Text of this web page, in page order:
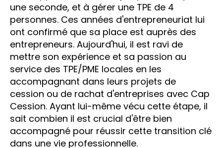
une seconde, et à gérer une TPE de 4
personnes. Ces années d'entrepreneuriat lui
ont confirmé que sa place est auprès des
entrepreneurs. Aujourd'hui, il est ravi de
mettre son expérience et sa passion au
service des TPE/PME locales en les
accompagnant dans leurs projets de
cession ou de rachat d'entreprises avec Cap
Cession. Ayant lui-même vécu cette étape, il
sait combien il est crucial d'être bien
accompagné pour réussir cette transition clé
dans une vie professionnelle.